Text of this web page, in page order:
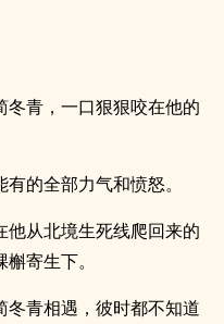
青，一口狠狠咬在他的
的全部力气和愤怒。
从北境生死线爬回来的
寄生下。
青相遇，彼时都不知道